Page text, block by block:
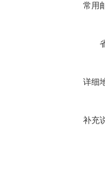
常用
详细
补充